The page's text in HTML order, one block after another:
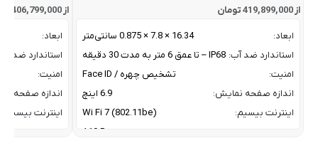
از 419,899,000 تومان
ابعاد:
16.34 × 7.8 × 0.875 سانتی‌متر
استاندارد ضد آب: IP68 – تا عمق 6 متر به مدت 30 دقیقه
امنیت:
تشخیص چهره / Face ID
اندازه صفحه نمایش:
6.9 اینچ
اینترنت بیسیم:
Wi Fi 7 (802.11be)
A19 Pro
از 406,799,000 تومان
ابعاد:
استاندارد ضد
امنیت:
اندازه صفحه
اینترنت بیسیم: